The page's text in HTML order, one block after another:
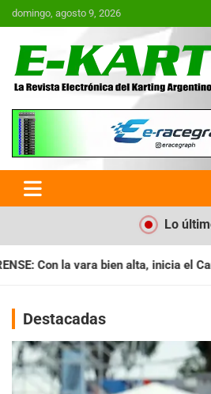
Saltar
al
domingo, agosto 9, 2026
E-Kart.com.ar | La
Electrónica del
Argentina
Lo
el Campeonato Clausura
Destacadas